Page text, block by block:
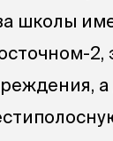
школы
2,